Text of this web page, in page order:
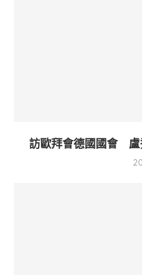
訪歐拜會德國國會 盧